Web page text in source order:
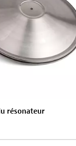
résonateur